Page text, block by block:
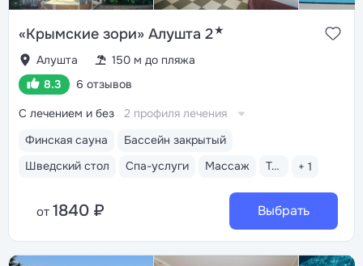
«Крымские зори» Алушта 2★
Алушта
150 м до пляжа
8.3
6 отзывов
Финская сауна
Бассейн закрытый
Шведский стол
Спа-услуги Массаж Тренажерный зал + 1
С лечением и без 2 профиля лечения
от 1840 ₽ Выбрать